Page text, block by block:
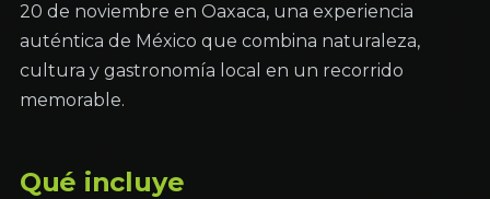
20 de noviembre en Oaxaca, una experiencia
auténtica de México que combina naturaleza,
cultura y gastronomía local en un recorrido
memorable.
Qué incluye